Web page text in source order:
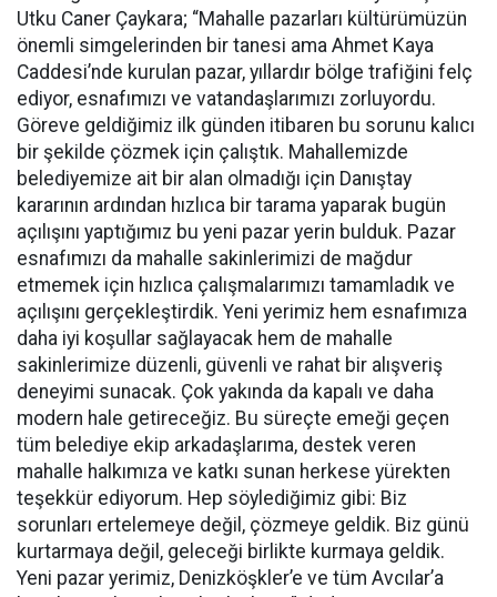
Utku Caner Çaykara; “Mahalle pazarları kültürümüzün
önemli simgelerinden bir tanesi ama Ahmet Kaya
Caddesi’nde kurulan pazar, yıllardır bölge trafiğini felç
ediyor, esnafımızı ve vatandaşlarımızı zorluyordu.
Göreve geldiğimiz ilk günden itibaren bu sorunu kalıcı
bir şekilde çözmek için çalıştık. Mahallemizde
belediyemize ait bir alan olmadığı için Danıştay
kararının ardından hızlıca bir tarama yaparak bugün
açılışını yaptığımız bu yeni pazar yerin bulduk. Pazar
esnafımızı da mahalle sakinlerimizi de mağdur
etmemek için hızlıca çalışmalarımızı tamamladık ve
açılışını gerçekleştirdik. Yeni yerimiz hem esnafımıza
daha iyi koşullar sağlayacak hem de mahalle
sakinlerimize düzenli, güvenli ve rahat bir alışveriş
deneyimi sunacak. Çok yakında da kapalı ve daha
modern hale getireceğiz. Bu süreçte emeği geçen
tüm belediye ekip arkadaşlarıma, destek veren
mahalle halkımıza ve katkı sunan herkese yürekten
teşekkür ediyorum. Hep söylediğimiz gibi: Biz
sorunları ertelemeye değil, çözmeye geldik. Biz günü
kurtarmaya değil, geleceği birlikte kurmaya geldik.
Yeni pazar yerimiz, Denizköşkler’e ve tüm Avcılar’a